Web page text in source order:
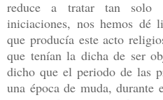
reduce a tratar tan solo
iniciaciones, nos hemos dé
que producía este acto
que tenían la dicha de ser
dicho que el periodo de las
una época de muda,